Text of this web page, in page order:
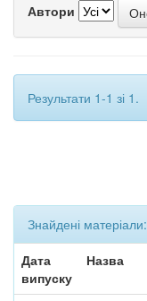
Автори
Результати 1-1 зі 1.
Знайдені матеріали:
Дата
випуску
Назва